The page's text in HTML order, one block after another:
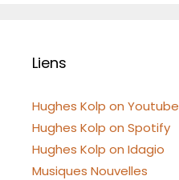
Liens
Hughes Kolp on Youtube
Hughes Kolp on Spotify
Hughes Kolp on Idagio
Musiques Nouvelles